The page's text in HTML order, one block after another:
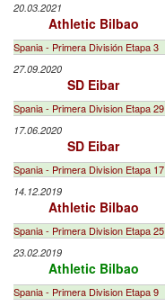
20.03.2021
Athletic Bilbao
Spania - Primera División Etapa 3
27.09.2020
SD Eibar
Spania - Primera Division Etapa 29
17.06.2020
SD Eibar
Spania - Primera Division Etapa 17
14.12.2019
Athletic Bilbao
Spania - Primera Division Etapa 25
23.02.2019
Athletic Bilbao
Spania - Primera Division Etapa 9